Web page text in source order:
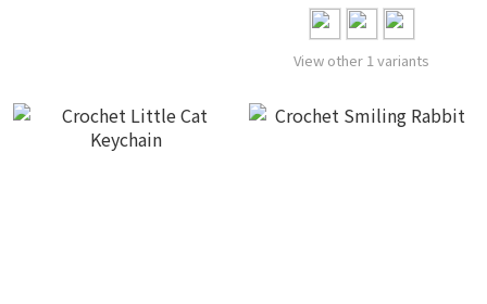
View other 1 variants